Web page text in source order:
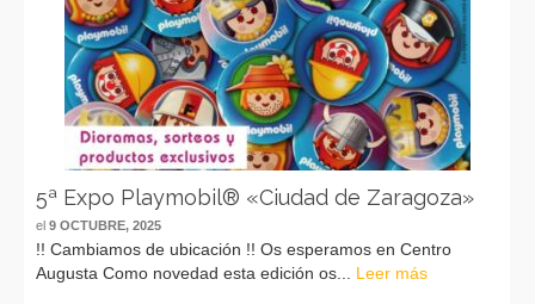
5ª Expo Playmobil® «Ciudad de Zaragoza»
el 9 OCTUBRE, 2025
!! Cambiamos de ubicación !! Os esperamos en Centro
Augusta Como novedad esta edición os... Leer más